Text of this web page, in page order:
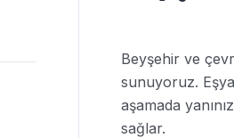
Beyşehir ve
sunuyoruz.
aşamada
sağlar.